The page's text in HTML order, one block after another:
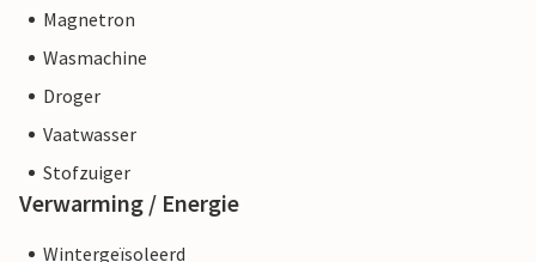
Magnetron
Wasmachine
Droger
Vaatwasser
Stofzuiger
Verwarming / Energie
Wintergeïsoleerd